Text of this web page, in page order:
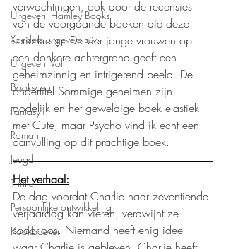
Uitgeverij Hamley Books
Xanders uitgevers b.v.
Uitgeverij Volt
Bookscout
Fantasy
Roman
Jeugd
Thriller
Persoonlijke ontwikkeling
Kookboeken
verwachtingen, ook door de recensies
van de voorgaande boeken die deze
serie kreeg. De vier jonge vrouwen op
een donkere achtergrond geeft een
geheimzinnig en intrigerend beeld. De
ondertitel Sommige geheimen zijn
dodelijk en het geweldige boek elastiek
met Cute, maar Psycho vind ik echt een
aanvulling op dit prachtige boek.
Het verhaal:
De dag voordat Charlie haar zeventiende
verjaardag kan vieren, verdwijnt ze
spoorloos. Niemand heeft enig idee